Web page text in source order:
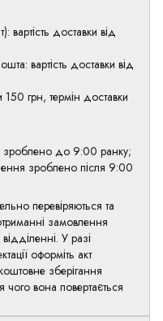
доставки від
вартість доставки від
150 грн, термін доставки
до 9:00 ранку;
зроблено після 9:00
перевіряються та
замовлення
У разі
оформіть акт
зберігання
чого вона повертається